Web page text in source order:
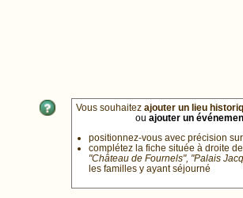
Vous souhaitez ajouter un lieu
ou ajouter un
positionnez-vous avec précision
complétez la fiche située à droite
"Château de Fournels", "Palais
les familles y ayant séjourné